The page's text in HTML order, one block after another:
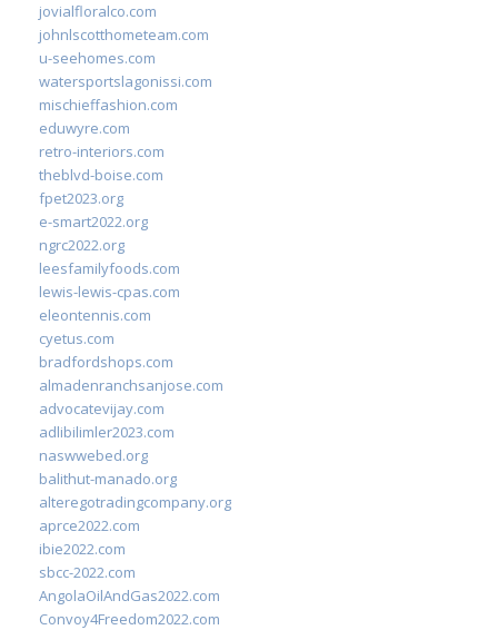
jovialfloralco.com
johnlscotthometeam.com
u-seehomes.com
watersportslagonissi.com
mischieffashion.com
eduwyre.com
retro-interiors.com
theblvd-boise.com
fpet2023.org
e-smart2022.org
ngrc2022.org
leesfamilyfoods.com
lewis-lewis-cpas.com
eleontennis.com
cyetus.com
bradfordshops.com
almadenranchsanjose.com
advocatevijay.com
adlibilimler2023.com
naswwebed.org
balithut-manado.org
alteregotradingcompany.org
aprce2022.com
ibie2022.com
sbcc-2022.com
AngolaOilAndGas2022.com
Convoy4Freedom2022.com